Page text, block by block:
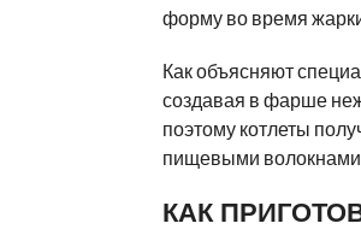
форму во время
Как объясняют
создавая в фарше
поэтому котлеты
пищевыми
КАК